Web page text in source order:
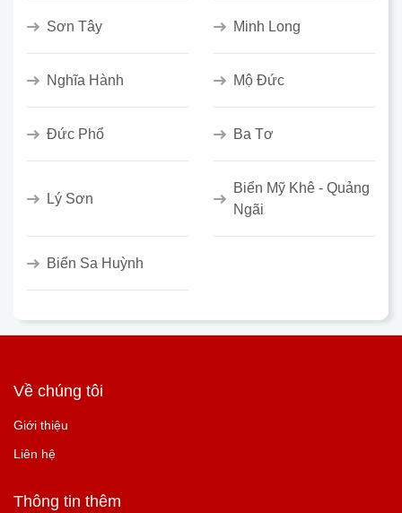
Sơn Tây Minh Long
Nghĩa Hành Mộ Đức
Đức Phổ Ba Tơ
Lý Sơn
Biển Mỹ Khê - Quảng
Ngãi
Biển Sa Huỳnh
Về chúng tôi
Giới thiệu
Liên hệ
Thông tin thêm